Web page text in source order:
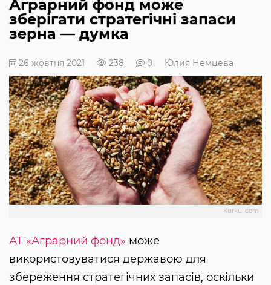
Аграрний фонд може
зберігати стратегічні запаси
зерна — думка
26 жовтня 2021 238 0 Юлия Немцева
Kurkul.com
АТ «Аграрний фонд» може
використовуватися державою для
збереження стратегічних запасів, оскільки